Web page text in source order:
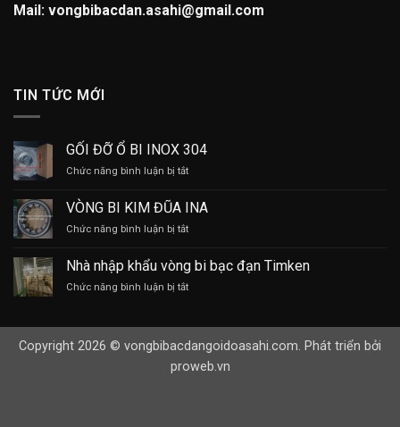
Mail: vongbibacdan.asahi@gmail.com
TIN TỨC MỚI
GỐI ĐỠ Ổ BI INOX 304
Chức năng bình luận bị tắtở
ĐỠ
Ổ
BI
304
VÒNG BI KIM ĐŨA INA
Chức năng bình luận bị tắtở
BI
KIM
ĐŨA
Nhà nhập khẩu vòng bi bạc đạn Timken
Chức năng bình luận bị tắtở
vòng
bi
Copyright 2026 © vongbibacdangoidoasahi.com. Phát triển bởi
proweb.vn